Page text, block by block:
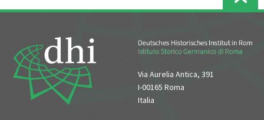
Via Aurelia Antica, 391
I-00165 Roma
Italia